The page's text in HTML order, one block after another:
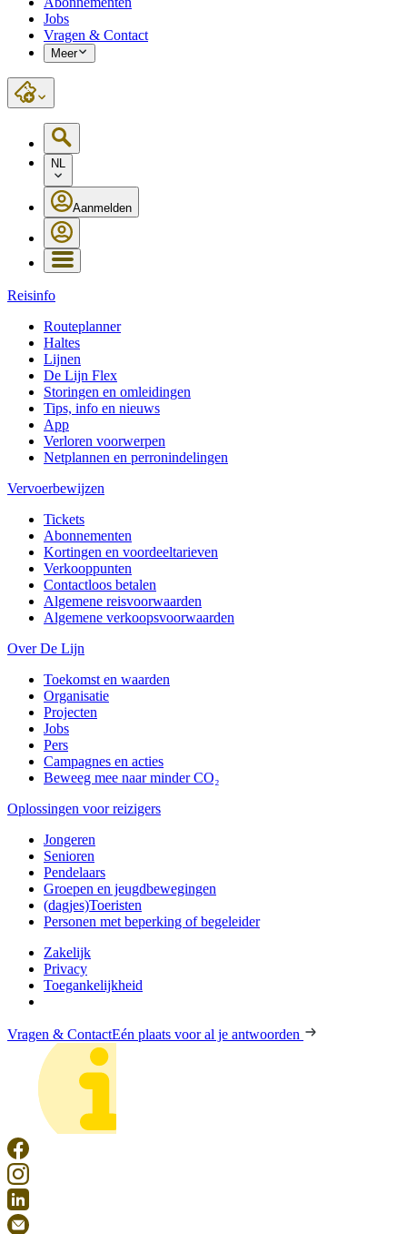
Jobs
Vragen & Contact
Meer
NL
Aanmelden
Reisinfo
Routeplanner
Haltes
Lijnen
De Lijn Flex
Storingen en omleidingen
Tips, info en nieuws
App
Verloren voorwerpen
Netplannen en perronindelingen
Vervoerbewijzen
Tickets
Abonnementen
Kortingen en voordeeltarieven
Verkooppunten
Contactloos betalen
Algemene reisvoorwaarden
Algemene verkoopsvoorwaarden
Over De Lijn
Toekomst en waarden
Organisatie
Projecten
Jobs
Pers
Campagnes en acties
Beweeg mee naar minder CO₂
Oplossingen voor reizigers
Jongeren
Senioren
Pendelaars
Groepen en jeugdbewegingen
(dagjes)Toeristen
Personen met beperking of begeleider
Zakelijk
Privacy
Toegankelijkheid
Vragen & ContactEén plaats voor al je antwoorden